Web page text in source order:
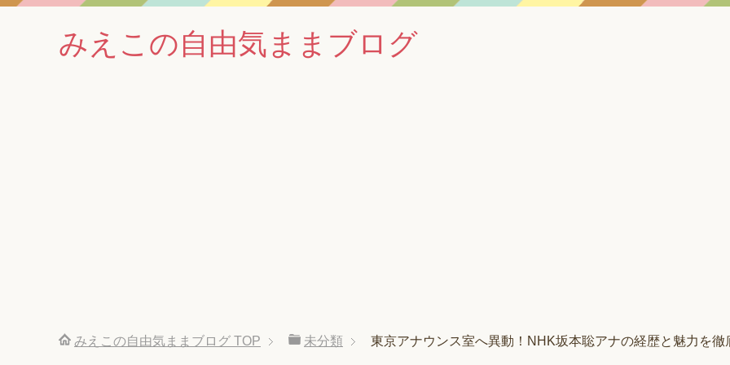
みえこの自由気ままブログ
みえこの自由気ままブログ TOP 未分類 東京アナウンス室へ異動！NHK坂本聡アナの経歴と魅力を徹